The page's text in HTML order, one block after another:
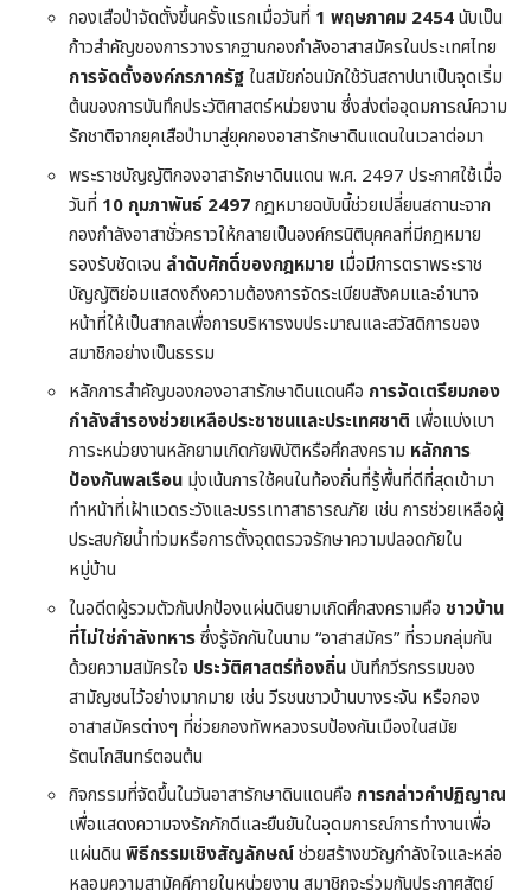
กองเสือป่าจัดตั้งขึ้นครั้งแรกเมื่อวันที่ 1 พฤษภาคม 2454นับเป็น
ก้าวสำคัญของการวางรากฐานกองกำลังอาสาสมัครในประเทศไทย
การจัดตั้งองค์กรภาครัฐในสมัยก่อนมักใช้วันสถาปนาเป็นจุดเริ่ม
ต้นของการบันทึกประวัติศาสตร์หน่วยงาน ซึ่งส่งต่ออุดมการณ์ความ
รักชาติจากยุคเสือป่ามาสู่ยุคกองอาสารักษาดินแดนในเวลาต่อมา
พระราชบัญญัติกองอาสารักษาดินแดน พ.ศ. 2497 ประกาศใช้เมื่อ
วันที่ 10 กุมภาพันธ์ 2497กฎหมายฉบับนี้ช่วยเปลี่ยนสถานะจาก
กองกำลังอาสาชั่วคราวให้กลายเป็นองค์กรนิติบุคคลที่มีกฎหมาย
รองรับชัดเจน ลำดับศักดิ์ของกฎหมายเมื่อมีการตราพระราช
บัญญัติย่อมแสดงถึงความต้องการจัดระเบียบสังคมและอำนาจ
หน้าที่ให้เป็นสากลเพื่อการบริหารงบประมาณและสวัสดิการของ
สมาชิกอย่างเป็นธรรม
หลักการสำคัญของกองอาสารักษาดินแดนคือ การจัดเตรียมกอง
กำลังสำรองช่วยเหลือประชาชนและประเทศชาติ เพื่อแบ่งเบา
ภาระหน่วยงานหลักยามเกิดภัยพิบัติหรือศึกสงคราม หลักการ
ป้องกันพลเรือนมุ่งเน้นการใช้คนในท้องถิ่นที่รู้พื้นที่ดีที่สุดเข้ามา
ทำหน้าที่เฝ้าแวดระวังและบรรเทาสาธารณภัย เช่น การช่วยเหลือผู้
ประสบภัยน้ำท่วมหรือการตั้งจุดตรวจรักษาความปลอดภัยใน
หมู่บ้าน
ในอดีตผู้รวมตัวกันปกป้องแผ่นดินยามเกิดศึกสงครามคือ ชาวบ้าน
ที่ไม่ใช่กำลังทหารซึ่งรู้จักกันในนาม “อาสาสมัคร” ที่รวมกลุ่มกัน
ด้วยความสมัครใจ ประวัติศาสตร์ท้องถิ่นบันทึกวีรกรรมของ
สามัญชนไว้อย่างมากมาย เช่น วีรชนชาวบ้านบางระจัน หรือกอง
อาสาสมัครต่างๆ ที่ช่วยกองทัพหลวงรบป้องกันเมืองในสมัย
รัตนโกสินทร์ตอนต้น
กิจกรรมที่จัดขึ้นในวันอาสารักษาดินแดนคือ การกล่าวคำปฏิญาณ
เพื่อแสดงความจงรักภักดีและยืนยันในอุดมการณ์การทำงานเพื่อ
แผ่นดิน พิธีกรรมเชิงสัญลักษณ์ช่วยสร้างขวัญกำลังใจและหล่อ
หลอมความสามัคคีภายในหน่วยงาน สมาชิกจะร่วมกันประกาศสัตย์